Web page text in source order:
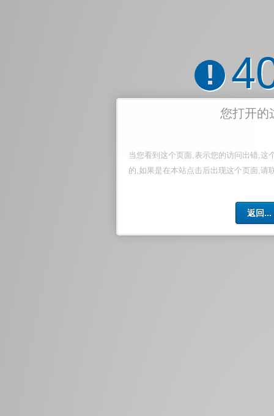
!
您打开的
当您看到这个页面,表示您的访问出错,这
的,如果是在本站点击后出现这个页面,请
返回...